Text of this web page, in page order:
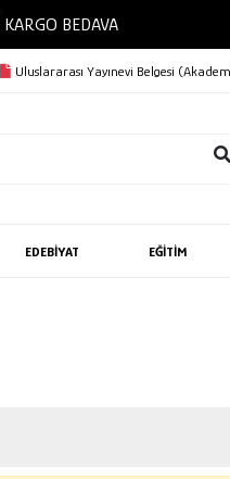
BEDAVA
Uluslararası Yayınevi Belgesi
EDEBİYAT EĞİTİM